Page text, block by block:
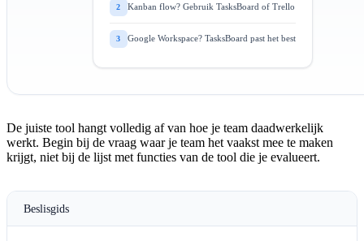
2 Kanban flow? Gebruik TasksBoard of Trello
3 Google Workspace? TasksBoard past het best
De juiste tool hangt volledig af van hoe je team daadwerkelijk
werkt. Begin bij de vraag waar je team het vaakst mee te maken
krijgt, niet bij de lijst met functies van de tool die je evalueert.
Beslisgids